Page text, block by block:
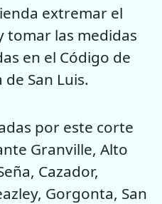
extremar el
tomar las medidas
en el Código de
San Luis.
por este corte
Granville, Alto
Cazador,
Gorgonta, San